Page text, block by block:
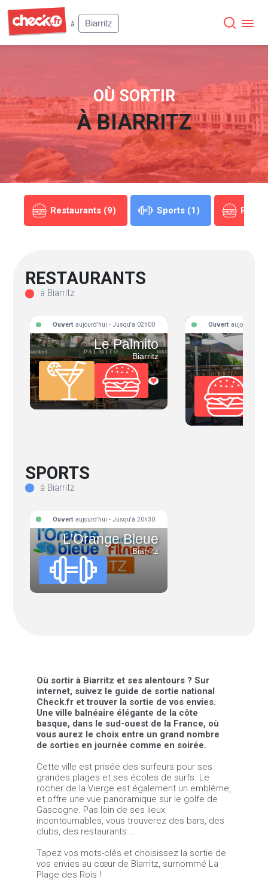
à
Biarritz
OÙ SORTIR
ÀBIARRITZ
Restaurants (9) Sports (1)
RESTAURANTS
à Biarritz
Le Palmito
Biarritz
Ouvert aujourd'hui - Jusqu'à 02h00 Ouvert aujourd'hui
SPORTS
à Biarritz
L'Orange Bleue
Biarritz
Ouvert aujourd'hui - Jusqu'à 20h30
Où sortir à Biarritz et ses alentours ? Sur
internet, suivez le guide de sortie national
Check.fr et trouver la sortie de vos envies.
Une ville balnéaire élégante de la côte
basque, dans le sud-ouest de la France, où
vous aurez le choix entre un grand nombre
de sorties en journée comme en soirée.
Cette ville est prisée des surfeurs pour ses
grandes plages et ses écoles de surfs. Le
rocher de la Vierge est également un emblème,
et offre une vue panoramique sur le golfe de
Gascogne. Pas loin de ses lieux
incontournables, vous trouverez des bars, des
clubs, des restaurants...
Tapez vos mots-clés et choisissez la sortie de
vos envies au cœur de Biarritz, surnommé La
Plage des Rois !